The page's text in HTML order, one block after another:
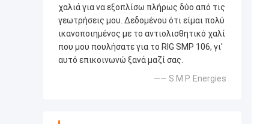
χαλιά για να εξοπλίσω πλήρως δύο από τις
γεωτρήσεις μου. Δεδομένου ότι είμαι πολύ
ικανοποιημένος με το αντιολισθητικό χαλί
που μου πουλήσατε για το RIG SMP 106, γι'
αυτό επικοινωνώ ξανά μαζί σας.
—— S.M.P. Energies